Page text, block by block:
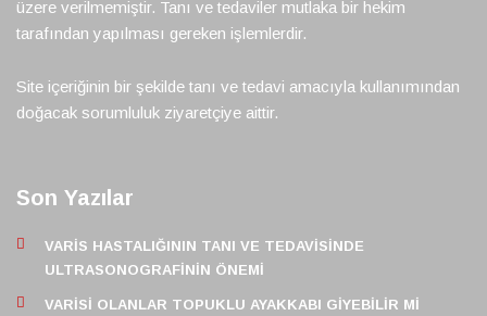
üzere verilmemiştir. Tanı ve tedaviler mutlaka bir hekim
tarafından yapılması gereken işlemlerdir.
Site içeriğinin bir şekilde tanı ve tedavi amacıyla kullanımından
doğacak sorumluluk ziyaretçiye aittir.
Son Yazılar
VARIS HASTALIĞININ TANI VE TEDAVISINDE
ULTRASONOGRAFININ ÖNEMI
VARISI OLANLAR TOPUKLU AYAKKABI GIYEBILIR MI